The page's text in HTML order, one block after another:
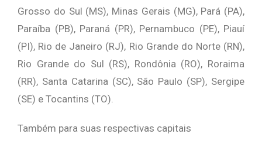
Grosso do Sul (MS), Minas Gerais (MG), Pará (PA),
Paraíba (PB), Paraná (PR), Pernambuco (PE), Piauí
(PI), Rio de Janeiro (RJ), Rio Grande do Norte (RN),
Rio Grande do Sul (RS), Rondônia (RO), Roraima
(RR), Santa Catarina (SC), São Paulo (SP), Sergipe
(SE) e Tocantins (TO).
Também para suas respectivas capitais